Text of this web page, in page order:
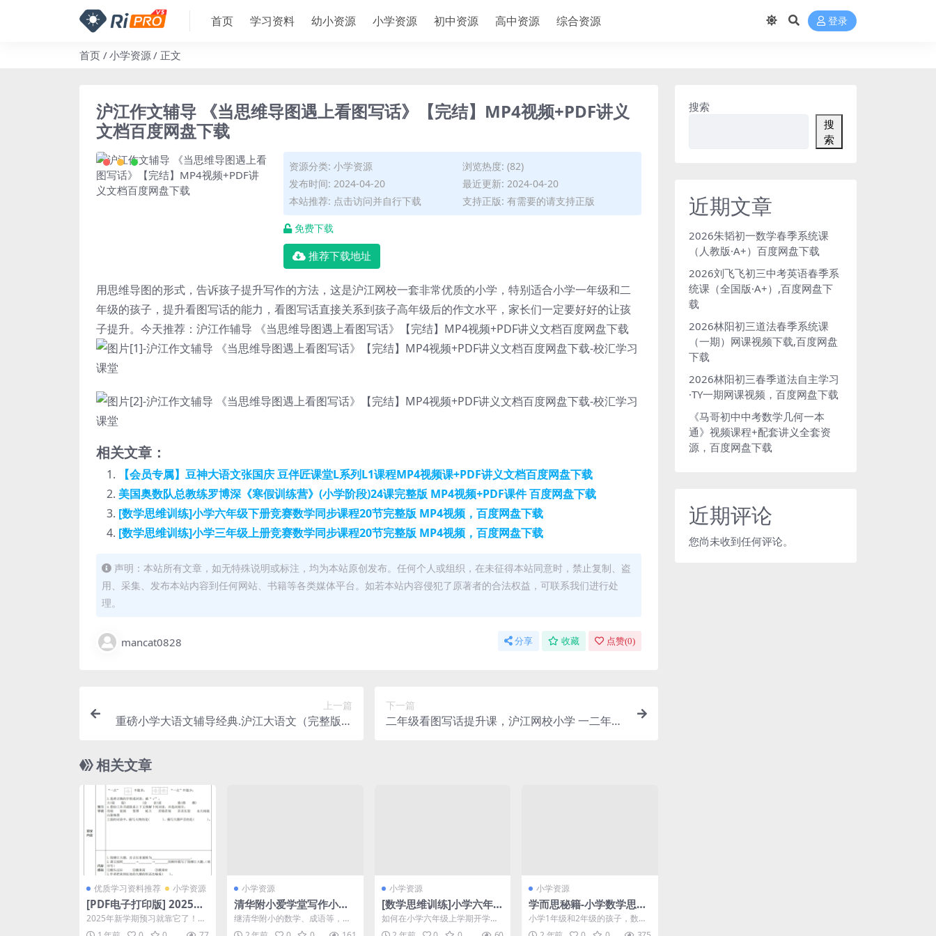
首页 学习资料 幼小资源 小学资源 初中资源 高中资源 综合资源 登录
首页 小学资源 正文
沪江作文辅导 《当思维导图遇上看图写话》【完结】MP4视频+PDF讲义
文档百度网盘下载
资源分类: 小学资源
浏览热度: (82)
发布时间: 2024-04-20
最近更新: 2024-04-20
本站推荐: 点击访问并自行下载
支持正版: 有需要的请支持正版
免费下载
推荐下载地址
用思维导图的形式，告诉孩子提升写作的方法，这是沪江网校一套非常优质的小学，特别适合小学一年级和二
年级的孩子，提升看图写话的能力， 看图写话直接关系到孩子高年级后的作文水平，家长们一定要好好的让孩
子提升。今天推荐：沪江作辅导 《当思维导图遇上看图写话》【完结】MP4视频+PDF讲义文档百度网盘下载
相关文章：
【会员专属】豆神大语文张国庆 豆伴匠课堂L系列L1课程MP4视频课+PDF讲义文档百度网盘下载
美国奥数队总教练罗博深《寒假训练营》(小学阶段)24课完整版 MP4视频+PDF课件 百度网盘下载
[数学思维训练]小学六年级下册竞赛数学同步课程20节完整版 MP4视频，百度网盘下载
[数学思维训练]小学三年级上册竞赛数学同步课程20节完整版 MP4视频，百度网盘下载
声明：本站所有文章，如无特殊说明或标注，均为本站原创发布。任何个人或组织，在未征得本站同意时，禁止复制、盗
用、采集、发布本站内容到任何网站、书籍等各类媒体平台。如若本站内容侵犯了原著者的合法权益，可联系我们进行处
理。
mancat0828 分享 收藏 点赞(0)
上一篇
重磅小学大语文辅导经典.沪江大语文（完整版）
下一篇
二年级看图写话提升课，沪江网校小学 一二年级
相关文章
优质学习资料推荐 小学资源
[PDF电子打印版] 2025秋
季 四年级语文上册《全课
预习单》在线下载,大小 2.
2025年新学期预习就靠它了！这
份四年级语文上册全课预习单简
小学资源
清华附小爱学堂写作小灵
通23集动画片，每天五分
钟，教孩子“出口成章”！
继清华附小的数学、成语等，今
天再给大家带来《写作小灵
小学资源
[数学思维训练]小学六年级
上册竞赛数学同步课程20
节完整版 MP4视频，百度
如何在小学六年级上学期开学
后，让孩子的数学学习能跟得上
小学资源
学而思秘籍-小学数学思维
培养教材适合小学1+2年
级 视频课程+PDF讲义 完
小学1年级和2年级的孩子，数学
思维的训练培养非常重要，家长
搜索
搜
索
近期文章
2026朱韬初一数学春季系统课
（人教版·A+）百度网盘下载
2026刘飞飞初三中考英语春季系
统课（全国版·A+）,百度网盘下
载
2026林阳初三道法春季系统课
（一期）网课视频下载,百度网盘
下载
2026林阳初三春季道法自主学习
·TY一期网课视频，百度网盘下载
《马哥初中中考数学几何一本
通》视频课程+配套讲义全套资
源，百度网盘下载
近期评论
您尚未收到任何评论。